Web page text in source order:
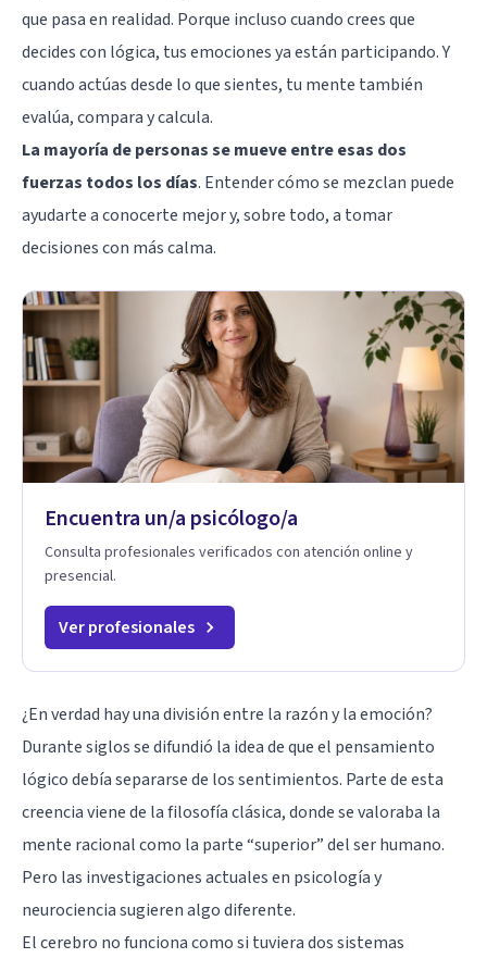
que pasa en realidad. Porque incluso cuando crees que
decides con lógica, tusemocionesya están participando. Y
cuando actúas desde lo que sientes, tu mente también
evalúa, compara y calcula.
La mayoría de personas se mueve entre esas dos
fuerzas todos los días. Entender cómo se mezclan puede
ayudarte a conocerte mejor y, sobre todo, a tomar
decisiones con más calma.
Encuentra un/a psicólogo/a
Consulta profesionales verificados con atención online y
presencial.
Ver profesionales
¿En verdad hay una división entre la razón y la emoción?
Durante siglos se difundió la idea de que el pensamiento
lógico debía separarse de los sentimientos. Parte de esta
creencia viene de la filosofía clásica, donde se valoraba la
mente racional como la parte “superior” del ser humano.
Pero las investigaciones actuales en psicología y
neurociencia sugieren algo diferente.
El cerebro no funciona como si tuviera dos sistemas